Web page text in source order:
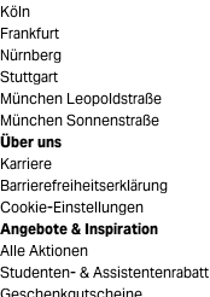
Köln
Frankfurt
Nürnberg
Stuttgart
München Leopoldstraße
München Sonnenstraße
Über uns
Karriere
Barrierefreiheitserklärung
Cookie-Einstellungen
Angebote & Inspiration
Alle Aktionen
Studenten- & Assistentenrabatt